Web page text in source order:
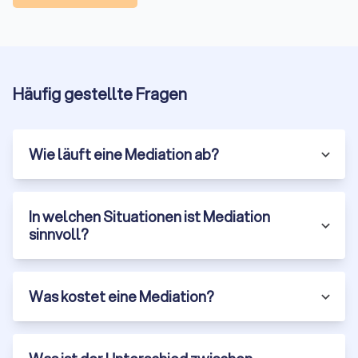
können. Dies ermöglicht es den Parteien, Konflikte
dazu bei, die Beziehungen zwischen den Parteien zu
erhalten oder sogar zu verbessern. Dies ist besonders
Familien- oder Geschäftsbeziehungen.
Mediation sind die Parteien nicht an die starren Regeln
eines Gerichtsverfahrens gebunden. Sie können kreative
und maßgeschneiderte Lösungen erarbeiten, die ihren
spezifischen Bedürfnissen und Interessen entsprechen.
Arten der Mediation in Offenbach am Main
abhängig von der Art des Konflikts und den beteiligten
Parteien. Zu den häufigsten Arten der Mediation gehören:
Häufig gestellte Fragen
Wie läuft eine Mediation ab?
In welchen Situationen ist Mediation
sinnvoll?
Was kostet eine Mediation?